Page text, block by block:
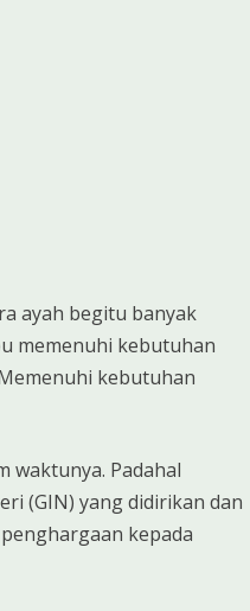
ayah begitu banyak
memenuhi kebutuhan
kebutuhan
waktunya. Padahal
(GIN) yang didirikan dan
kepada